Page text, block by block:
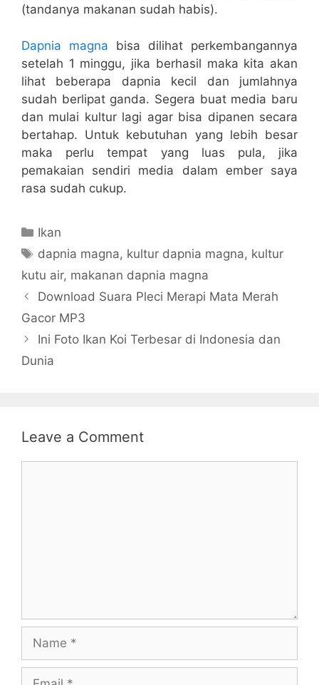
(tandanya makanan sudah habis).
Dapnia magna bisa dilihat perkembangannya
setelah 1 minggu, jika berhasil maka kita akan
lihat beberapa dapnia kecil dan jumlahnya
sudah berlipat ganda. Segera buat media baru
dan mulai kultur lagi agar bisa dipanen secara
bertahap. Untuk kebutuhan yang lebih besar
maka perlu tempat yang luas pula, jika
pemakaian sendiri media dalam ember saya
rasa sudah cukup.
Categories
Ikan
Tags
dapnia magna, kultur dapnia magna, kultur
kutu air, makanan dapnia magna
Download Suara Pleci Merapi Mata Merah
Gacor MP3
Ini Foto Ikan Koi Terbesar di Indonesia dan
Dunia
Leave a Comment